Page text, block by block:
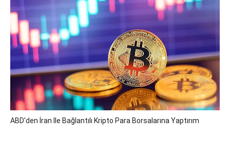
ABD'den İran Ile Bağlantılı Kripto Para Borsalarına Yaptırım